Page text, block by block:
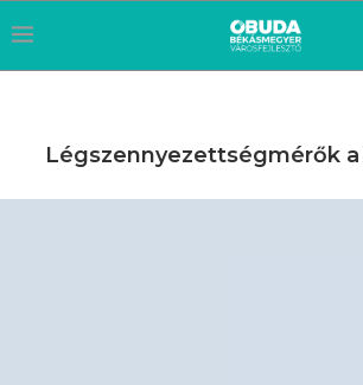
Légszennyezettségmérők